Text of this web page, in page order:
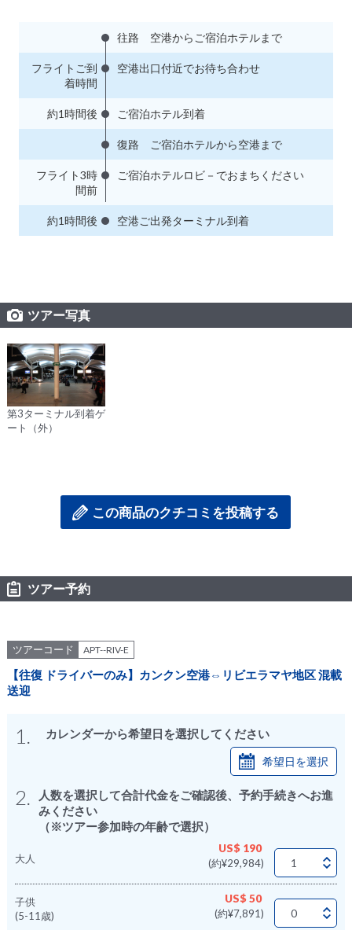
往路 空港からご宿泊ホテルまで
フライトご到
着時間
空港出口付近でお待ち合わせ
約1時間後 ご宿泊ホテル到着
復路 ご宿泊ホテルから空港まで
フライト3時
間前
ご宿泊ホテルロビ－でおまちください
約1時間後 空港ご出発ターミナル到着
ツアー写真
第3ターミナル到着ゲ
ート（外）
この商品のクチコミを投稿する
ツアー予約
ツアーコード APT--RIV-E
【往復 ドライバーのみ】カンクン空港⇔リビエラマヤ地区 混載
送迎
1. カレンダーから希望日を選択してください
希望日を選択
2.
人数を選択して合計代金をご確認後、予約手続きへお進
みください
（※ツアー参加時の年齢で選択）
大人
US$ 190
(約¥29,984)
子供
(5-11歳)
US$ 50
(約¥7,891)